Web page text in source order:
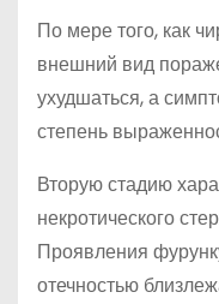
По мере того, как
внешний вид
ухудшаться, а
степень
Вторую стадию
некротического
Проявления
отечностью